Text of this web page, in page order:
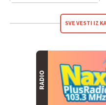
SVE VESTI IZ
RADIO